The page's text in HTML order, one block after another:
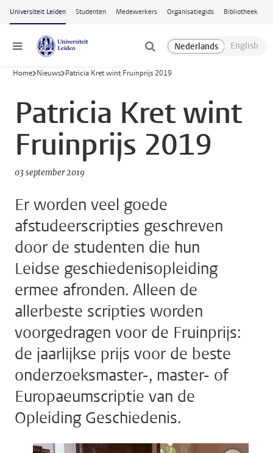
Ga naar hoofdinhoud
Universiteit Leiden Studenten Medewerkers Organisatiegids Bibliotheek
Menu
Home Nieuws Patricia Kret wint Fruinprijs 2019
Patricia Kret wint
Fruinprijs 2019
03 september 2019
Er worden veel goede
afstudeerscripties geschreven
door de studenten die hun
Leidse geschiedenisopleiding
ermee afronden. Alleen de
allerbeste scripties worden
voorgedragen voor de Fruinprijs:
de jaarlijkse prijs voor de beste
onderzoeksmaster-, master- of
Europaeumscriptie van de
Opleiding Geschiedenis.